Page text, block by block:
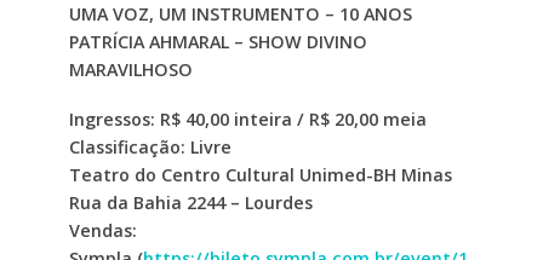
UMA VOZ, UM INSTRUMENTO – 10 ANOS
PATRÍCIA AHMARAL – SHOW DIVINO
MARAVILHOSO
Ingressos: R$ 40,00 inteira / R$ 20,00 meia
Classificação: Livre
Teatro do Centro Cultural Unimed-BH Minas
Rua da Bahia 2244 – Lourdes
Vendas: